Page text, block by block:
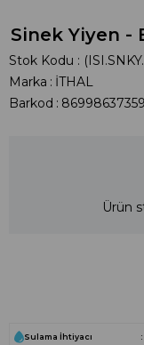
Sinek Yiyen -
Stok Kodu
Marka : İTHAL
Barkod :
Ürün
Sulama İhtiyacı